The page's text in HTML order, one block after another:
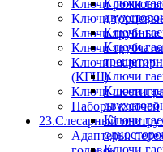
Ключи
Ключи
Ключи
Ключи
Ключи
(КГШ)
Ключи
Наборы ключей
23.Слесарный
Адаптеры,
Ключи
Ключи
Ключи
Ключи
Ключи
Ключи
Ключи